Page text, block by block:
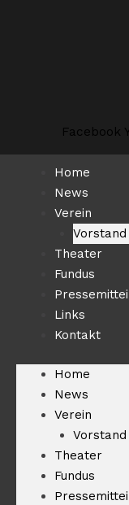
Facebook
Home
News
Verein
Vorstand
Theater
Fundus
Links
Kontakt
Home
News
Verein
Vorstand
Theater
Fundus